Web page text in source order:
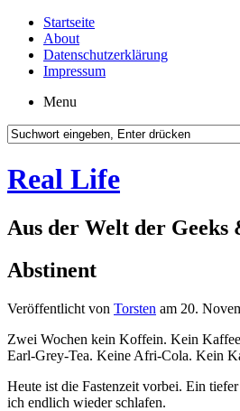
Startseite
About
Datenschutzerklärung
Impressum
Menu
Real Life
Aus der Welt der Geeks
Abstinent
Veröffentlicht von Torsten am 20.
Zwei Wochen kein Koffein. Kein
Earl-Grey-Tea. Keine Afri-Cola. Kein
Heute ist die Fastenzeit vorbei. Ein
ich endlich wieder schlafen.